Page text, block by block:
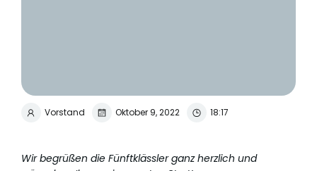
Vorstand Oktober 9, 2022 18:17
Wir begrüßen die Fünftklässler ganz herzlich und